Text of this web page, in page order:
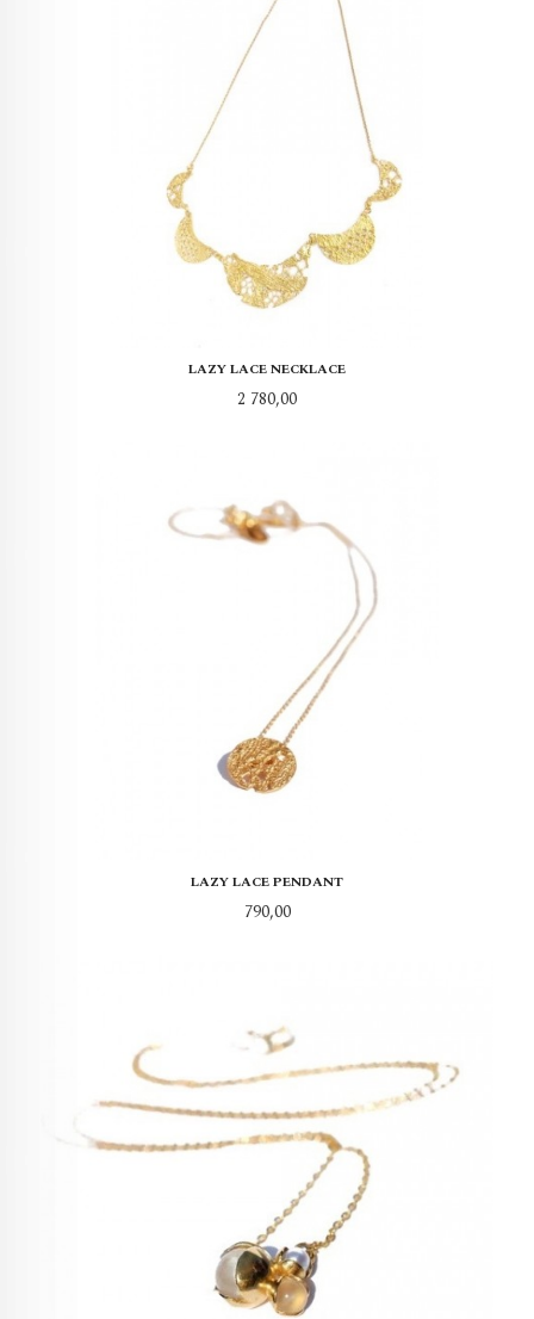
LAZY LACE NECKLACE
Pris
2 780,00
LAZY LACE PENDANT
Pris
790,00